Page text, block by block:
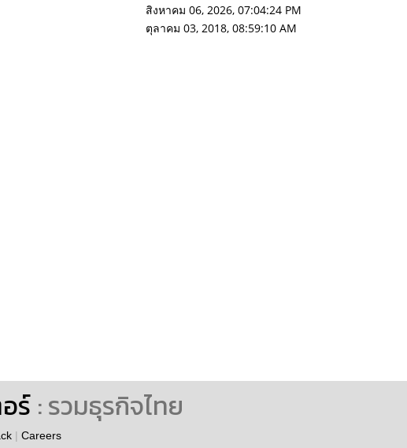
สิงหาคม 06, 2026, 07:04:24 PM
ตุลาคม 03, 2018, 08:59:10 AM
ร์ : รวมธุรกิจไทย
| Careers